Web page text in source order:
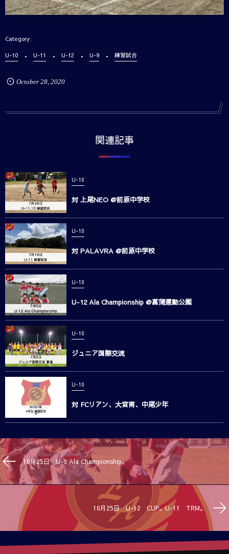
U-10 U-11 U-12 U-9 練習試合
October 28, 2020
関連記事
U-10
対 上尾NEO @前原中学校
U-10
対 PALAVRA @前原中学校
U-10
U-12 Ala Championship @菖蒲運動公園
U-10
ジュニア国際交流
U-10
対 FCリアン、大宮南、中尾少年
10月25日 U-9 Ala Championship。
10月25日 U-12 CUP。U-11 TRM。